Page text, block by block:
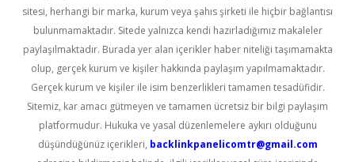
sitesi, herhangi bir marka, kurum veya şahıs şirketi ile hiçbir bağlantısı
bulunmamaktadır. Sitede yalnızca kendi hazırladığımız makaleler
paylaşılmaktadır. Burada yer alan içerikler haber niteliği taşımamakta
olup, gerçek kurum ve kişiler hakkında paylaşım yapılmamaktadır.
Gerçek kurum ve kişiler ile isim benzerlikleri tamamen tesadüfidir.
Sitemiz, kar amacı gütmeyen ve tamamen ücretsiz bir bilgi paylaşım
platformudur. Hukuka ve yasal düzenlemelere aykırı olduğunu
düşündüğünüz içerikleri, backlinkpanelicomtr@gmail.com